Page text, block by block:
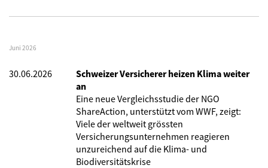
Juni 2026
30.06.2026
Schweizer Versicherer heizen Klima weiter
an
Eine neue Vergleichsstudie der NGO
ShareAction, unterstützt vom WWF, zeigt:
Viele der weltweit grössten
Versicherungsunternehmen reagieren
unzureichend auf die Klima- und
Biodiversitätskrise